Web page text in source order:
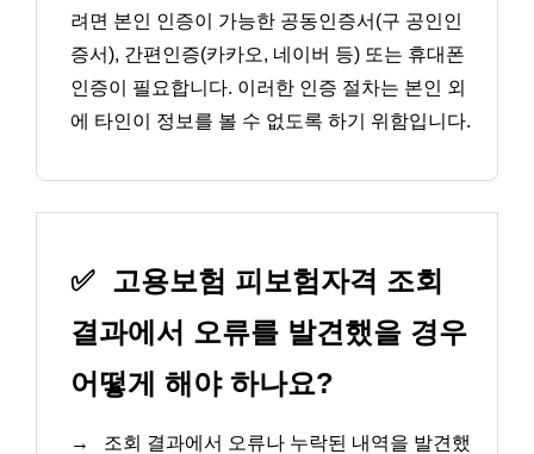
려면 본인 인증이 가능한 공동인증서(구 공인인
증서), 간편인증(카카오, 네이버 등) 또는 휴대폰
인증이 필요합니다. 이러한 인증 절차는 본인 외
에 타인이 정보를 볼 수 없도록 하기 위함입니다.
✅ 고용보험 피보험자격 조회
결과에서 오류를 발견했을 경우
어떻게 해야 하나요?
→
조회 결과에서 오류나 누락된 내역을 발견했